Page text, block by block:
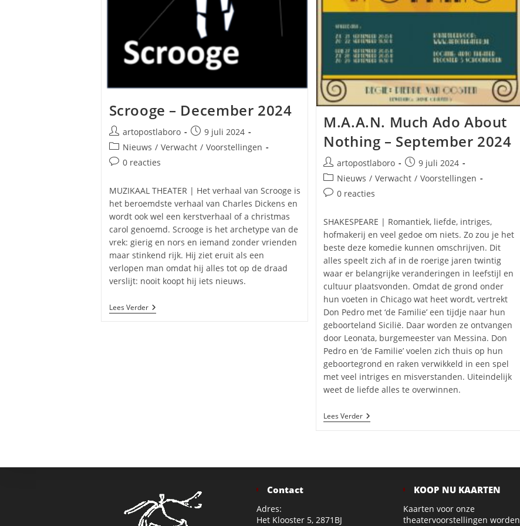
Scrooge – December 2024
Bericht
auteur:
artopostlaboro
Bericht
gepubliceerd
9 juli 2024
Berichtcategorie:
Nieuws / Verwacht / Voorstellingen
Bericht0 reacties
MUZIKAAL THEATER | Het verhaal van Scrooge is
het beroemdste verhaal van Charles Dickens en
wordt ook wel een kerstverhaal of a christmas
carol genoemd. Scrooge is het archetype van de
vrek: gierig en nors en iemand zonder vrienden
maar stinkend rijk. Hij ziet eruit als een
verlopen man omdat hij alles tot op de draad
verslijt: nooit koopt hij iets nieuws.
Lees VerderScrooge
–
M.A.A.N. Much Ado About
Nothing – September 2024
Bericht
auteur:
artopostlaboro
Bericht
gepubliceerd
9 juli 2024
Berichtcategorie:
Nieuws / Verwacht / Voorstellingen
Bericht0 reacties
SHAKESPEARE | Romantiek, liefde, intriges,
hofmakerij en veel gedoe om niets. Zo zou je het
beste deze komedie kunnen omschrijven. Dit
alles speelt zich af in de roerige jaren twintig
waar er belangrijke veranderingen in leefstijl en
cultuur plaatsvonden. Omdat de grond onder
hun voeten in Chicago wat heet wordt, vertrekt
Don Pedro met ‘de Familie’ een tijdje naar hun
geboorteland Sicilië. Daar worden ze ontvangen
door Leonata, burgemeester van Messina. Don
Pedro en ‘de Familie’ voelen zich thuis op hun
geboortegrond en raken verwikkeld in een spel
met veel intriges en misverstanden. Uiteindelijk
weet de liefde alles te overwinnen.
Lees VerderM.A.A.N.
Much
Contact
Adres:
Het Klooster 5, 2871BJ
KOOP NU KAARTEN
Kaarten voor onze
theatervoorstellingen worden